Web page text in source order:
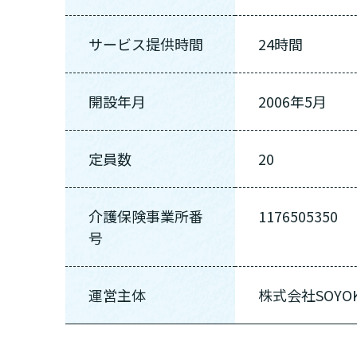
サービス提供時間 24時間
開設年月 2006年5月
定員数 20
介護保険事業所番
号
1176505350
運営主体 株式会社